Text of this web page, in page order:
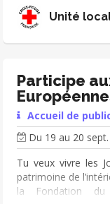
présenter la
Recevoir les
l'écoute ? Rejoins-
Unité
Participe
Patrimoine!
Accueil de
Du 19 au 20 sept.
Tu veux vivre les
patrimoine de
la Fondation